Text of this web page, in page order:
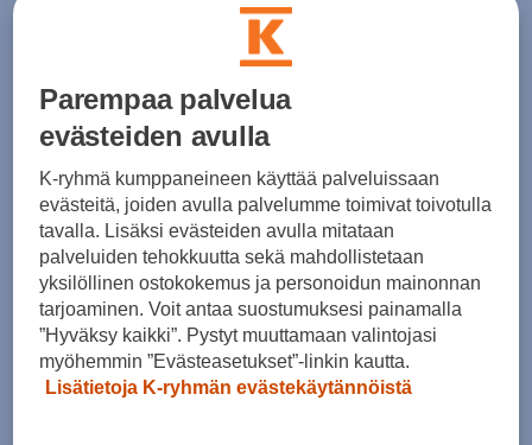
Lisätietoa
Parempaa palvelua
evästeiden avulla
K-ryhmä kumppaneineen käyttää palveluissaan
evästeitä, joiden avulla palvelumme toimivat toivotulla
tavalla. Lisäksi evästeiden avulla mitataan
palveluiden tehokkuutta sekä mahdollistetaan
yksilöllinen ostokokemus ja personoidun mainonnan
tarjoaminen. Voit antaa suostumuksesi painamalla
”Hyväksy kaikki”. Pystyt muuttamaan valintojasi
myöhemmin ”Evästeasetukset”-linkin kautta.
Lisätietoja K-ryhmän evästekäytännöistä